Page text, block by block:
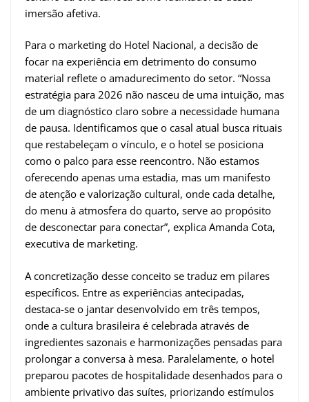
imersão afetiva.
Para o marketing do Hotel Nacional, a decisão de
focar na experiência em detrimento do consumo
material reflete o amadurecimento do setor. “Nossa
estratégia para 2026 não nasceu de uma intuição, mas
de um diagnóstico claro sobre a necessidade humana
de pausa. Identificamos que o casal atual busca rituais
que restabeleçam o vínculo, e o hotel se posiciona
como o palco para esse reencontro. Não estamos
oferecendo apenas uma estadia, mas um manifesto
de atenção e valorização cultural, onde cada detalhe,
do menu à atmosfera do quarto, serve ao propósito
de desconectar para conectar”, explica Amanda Cota,
executiva de marketing.
A concretização desse conceito se traduz em pilares
específicos. Entre as experiências antecipadas,
destaca-se o jantar desenvolvido em três tempos,
onde a cultura brasileira é celebrada através de
ingredientes sazonais e harmonizações pensadas para
prolongar a conversa à mesa. Paralelamente, o hotel
preparou pacotes de hospitalidade desenhados para o
ambiente privativo das suítes, priorizando estímulos